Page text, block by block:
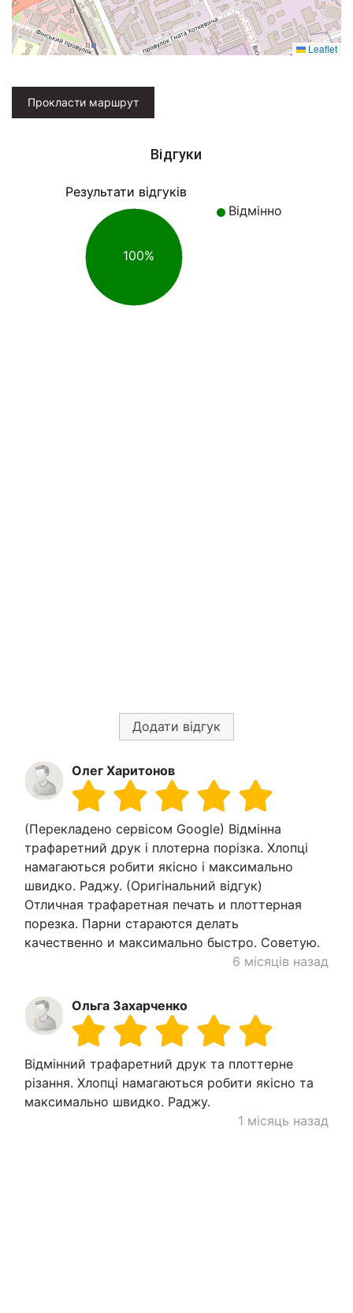
Leaflet
Прокласти маршрут
Відгуки
Результати відгуків
Відмінно
100%
Додати відгук
Олег Харитонов
(Перекладено сервісом Google) Відмінна
трафаретний друк і плотерна порізка. Хлопці
намагаються робити якісно і максимально
швидко. Раджу. (Оригінальний відгук)
Отличная трафаретная печать и плоттерная
порезка. Парни стараются делать
качественно и максимально быстро. Советую.
6 місяців назад
Ольга Захарченко
Відмінний трафаретний друк та плоттерне
різання. Хлопці намагаються робити якісно та
максимально швидко. Раджу.
1 місяць назад